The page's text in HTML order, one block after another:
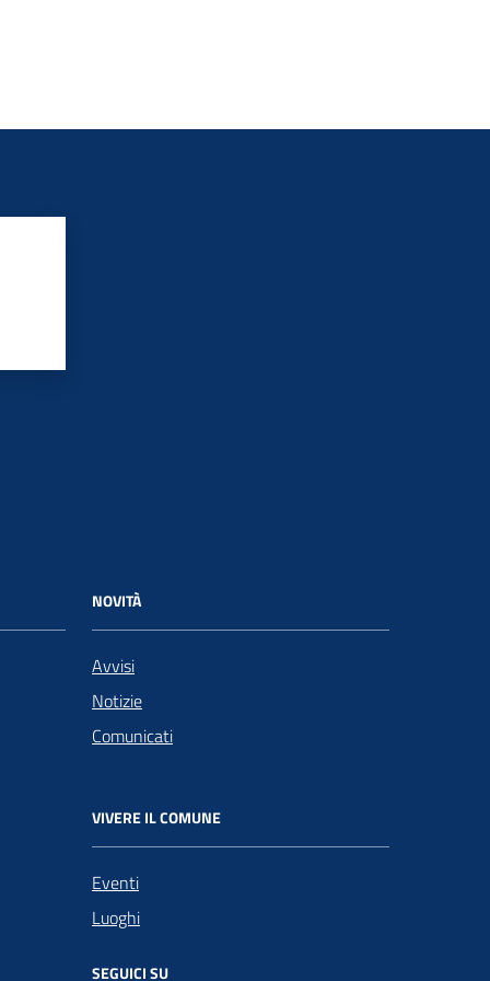
NOVITÀ
Avvisi
Notizie
Comunicati
VIVERE IL COMUNE
Eventi
Luoghi
SEGUICI SU